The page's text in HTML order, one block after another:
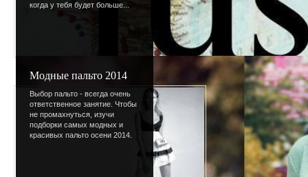
когда у тебя будет больше...
Модные пальто 2014
Выбор пальто - всегда очень
ответственное занятие. Чтобы
не промахнуться, изучи
подборки самых модных и
красивых пальто осени 2014.
Просмотров: 852
Размеры
03.03.2007
Добавил : Lettera